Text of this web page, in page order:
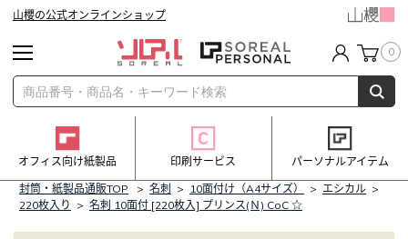
山櫻の公式オンラインショップ
0
オフィス向け紙製品 印刷サービス
パーソナルアイテム
封筒・紙製品通販TOP
> 名刺 > 10面付け（A4サイズ） > エシカル >
220枚入り > 名刺 10面付 [220枚入] プリンス(Ｎ) CoC ☆